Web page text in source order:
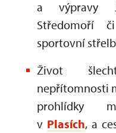
a výpravy
Středomoří
sportovní
Život
nepřítomnosti
prohlídky
v Plasích, a